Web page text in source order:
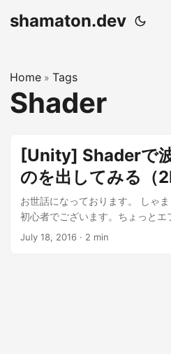
shamaton.dev
Home » Tags
Shader
[Unity] Shaderで
のを出してみる（
お世話になっております。 しゃ
初心者でございます。ちょっと
ということで、 触っているので
July 18, 2016 · 2 min